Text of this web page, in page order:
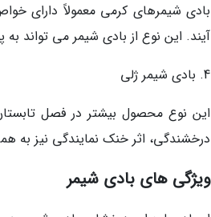
بادی شیمرهای کرمی معمولاً دارای
آیند. این نوع از بادی شیمر می تواند
4. بادی شیمر ژلی
این نوع محصول بیشتر در فصل
درخشندگی، اثر خنک نمایندگی نیز به
ویژگی های بادی شیمر